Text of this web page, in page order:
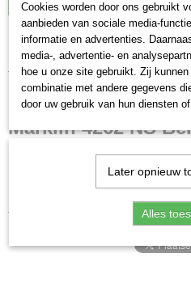
Specificaties
Productcode leverancier
4262
H0 (1:87)
Omschrijving
Märklin 4262 NS
Intercityrijtuig 1e/
Cookies worden door ons gebruikt
aanbieden van sociale media-
informatie en advertenties.
media-, advertentie- en
hoe u onze site gebruikt. Zij
combinatie met andere gegevens
door uw gebruik van hun diensten
Later opnieuw
Alles